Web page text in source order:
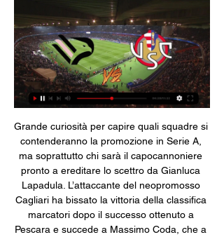
Grande curiosità per capire quali squadre si
contenderanno la promozione in Serie A,
ma soprattutto chi sarà il capocannoniere
pronto a ereditare lo scettro da Gianluca
Lapadula. L’attaccante del neopromosso
Cagliari ha bissato la vittoria della classifica
marcatori dopo il successo ottenuto a
Pescara e succede a Massimo Coda, che a